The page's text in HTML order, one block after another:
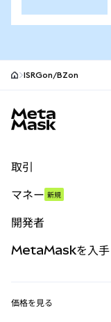
ISRGon/BZon
取引
パーペチュアル
RWA
マネー 新規
開発者
MetaMaskを入手
価格を見る